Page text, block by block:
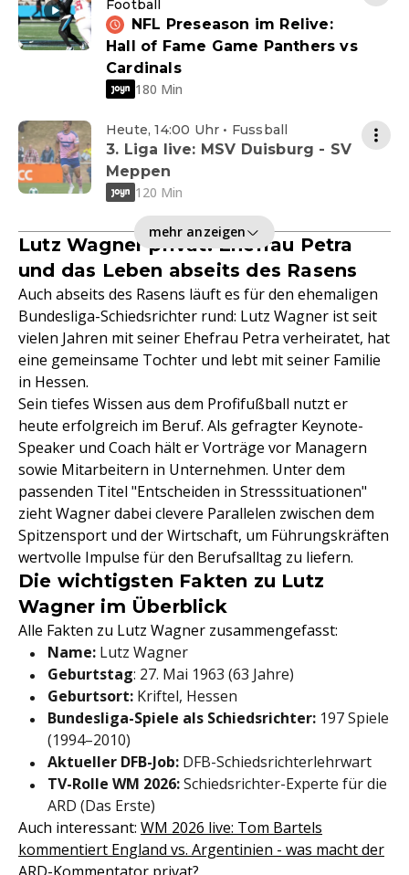
Football
NFL Preseason im Relive:
Hall of Fame Game Panthers vs
Cardinals
180 Min
Heute, 14:00 Uhr • Fussball
3. Liga live: MSV Duisburg - SV
Meppen
120 Min
mehr anzeigen
Lutz Wagner privat: Ehefrau Petra
und das Leben abseits des Rasens
Auch abseits des Rasens läuft es für den ehemaligen
Bundesliga-Schiedsrichter rund: Lutz Wagner ist seit
vielen Jahren mit seiner Ehefrau Petra verheiratet, hat
eine gemeinsame Tochter und lebt mit seiner Familie
in Hessen.
Sein tiefes Wissen aus dem Profifußball nutzt er
heute erfolgreich im Beruf. Als gefragter Keynote-
Speaker und Coach hält er Vorträge vor Managern
sowie Mitarbeitern in Unternehmen. Unter dem
passenden Titel "Entscheiden in Stresssituationen"
zieht Wagner dabei clevere Parallelen zwischen dem
Spitzensport und der Wirtschaft, um Führungskräften
wertvolle Impulse für den Berufsalltag zu liefern.
Die wichtigsten Fakten zu Lutz
Wagner im Überblick
Alle Fakten zu Lutz Wagner zusammengefasst:
Name: Lutz Wagner
Geburtstag: 27. Mai 1963 (63 Jahre)
Geburtsort: Kriftel, Hessen
Bundesliga-Spiele als Schiedsrichter: 197 Spiele
(1994–2010)
Aktueller DFB-Job: DFB-Schiedsrichterlehrwart
TV-Rolle WM 2026:Schiedsrichter-Experte für die
ARD (Das Erste)
Auch interessant: WM 2026 live: Tom Bartels
kommentiert England vs. Argentinien - was macht der